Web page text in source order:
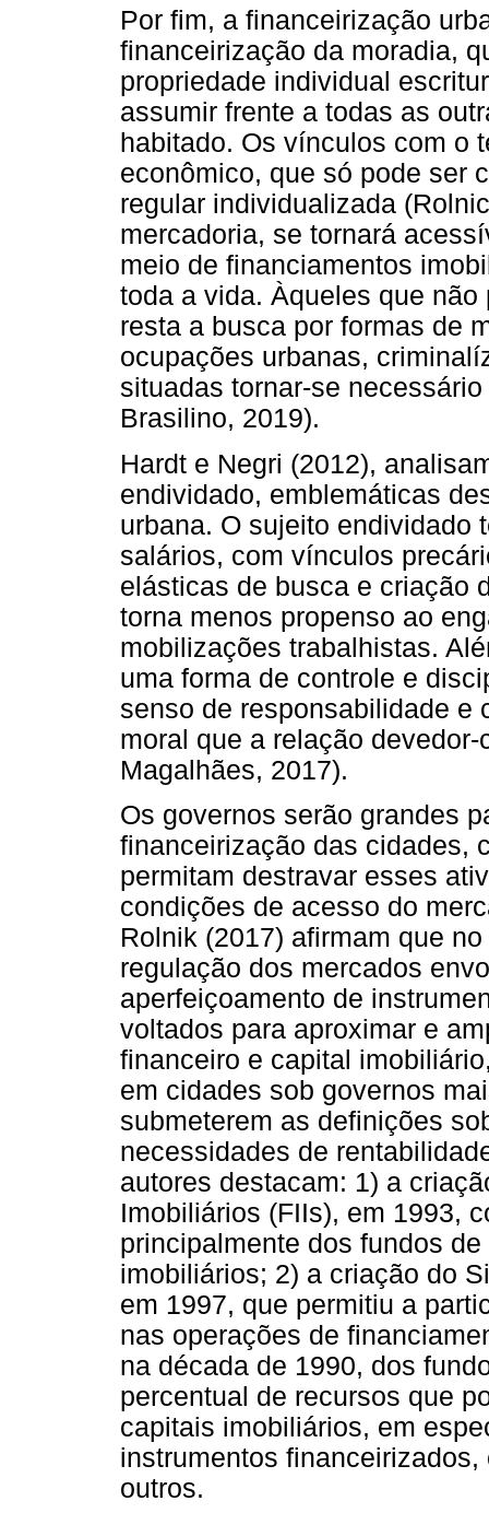
Por fim, a financeirização
financeirização da moradia,
propriedade individual
assumir frente a todas as
habitado. Os vínculos com o
econômico, que só pode ser
regular individualizada
mercadoria, se tornará
meio de financiamentos
toda a vida. Àqueles que
resta a busca por formas de
ocupações urbanas,
situadas tornar-se
Brasilino, 2019).
Hardt e Negri (2012),
endividado, emblemáticas
urbana. O sujeito endividado
salários, com vínculos
elásticas de busca e criação
torna menos propenso ao
mobilizações trabalhistas.
uma forma de controle e
senso de responsabilidade e
moral que a relação
Magalhães, 2017).
Os governos serão grandes
financeirização das cidades,
permitam destravar esses
condições de acesso do
Rolnik (2017) afirmam que
regulação dos mercados
aperfeiçoamento de
voltados para aproximar e
financeiro e capital
em cidades sob governos
submeterem as definições
necessidades de
autores destacam: 1) a
Imobiliários (FIIs), em 1993,
principalmente dos fundos
imobiliários; 2) a criação do
em 1997, que permitiu a
nas operações de
na década de 1990, dos
percentual de recursos que
capitais imobiliários, em
instrumentos
outros.